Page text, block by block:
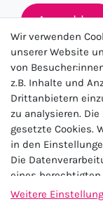
Anmelden
Wir verwenden
unserer Website
von
z.B. Inhalte und
Drittanbietern
zu analysieren.
gesetzte Cookies.
in den
Die
eines
kann erteilt oder
Weitere